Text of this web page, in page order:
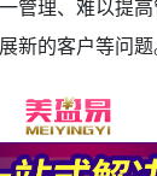
管理、难以提
新的客户等问题